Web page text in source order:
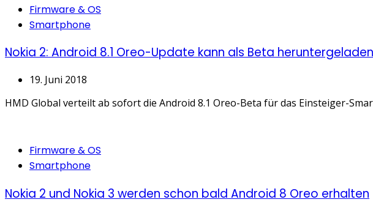
Categories
Firmware & OS
Smartphone
Nokia 2: Android 8.1 Oreo-Update kann als Beta
19. Juni 2018
HMD Global verteilt ab sofort die Android 8.1 Oreo-Beta für das Einsteiger-
Categories
Firmware & OS
Smartphone
Nokia 2 und Nokia 3 werden schon bald Android 8 Oreo erhalten